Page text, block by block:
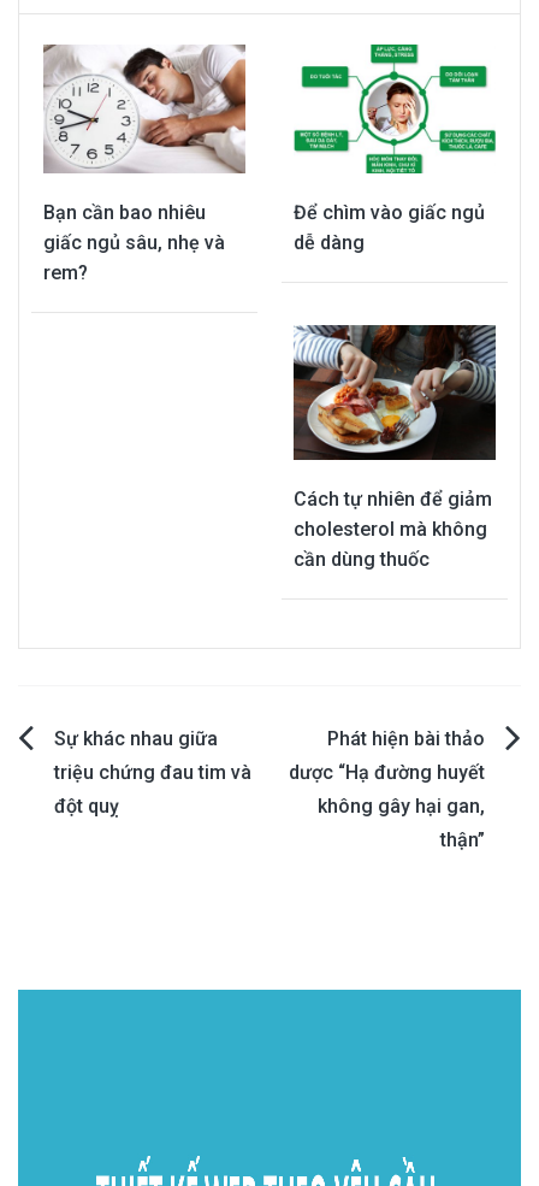
Bạn cần bao nhiêu
giấc ngủ sâu, nhẹ và
rem?
Để chìm vào giấc ngủ
dễ dàng
Cách tự nhiên để giảm
cholesterol mà không
cần dùng thuốc
Post
navigation
Sự khác nhau giữa
triệu chứng đau tim và
đột quỵ
Phát hiện bài thảo
dược “Hạ đường huyết
không gây hại gan,
thận”